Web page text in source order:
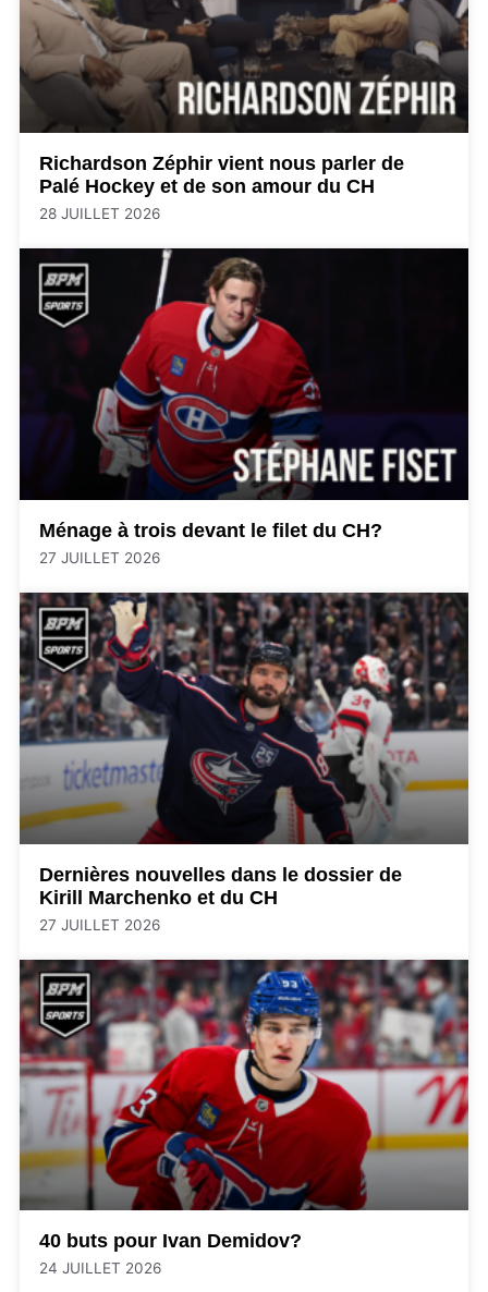
Richardson Zéphir vient nous parler de
Palé Hockey et de son amour du CH
28 JUILLET 2026
Ménage à trois devant le filet du CH?
27 JUILLET 2026
Dernières nouvelles dans le dossier de
Kirill Marchenko et du CH
27 JUILLET 2026
40 buts pour Ivan Demidov?
24 JUILLET 2026